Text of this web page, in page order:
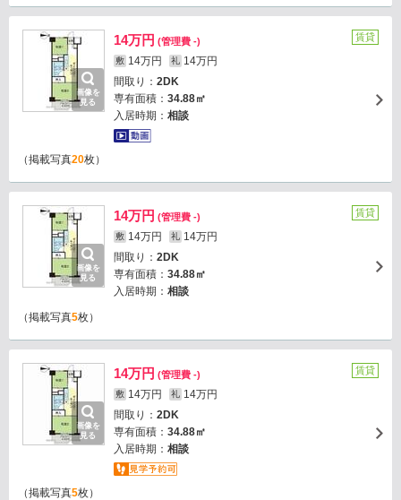
画像を
見る
14万円 (管理費 -)
敷 14万円 礼 14万円
間取り： 2DK
専有面積： 34.88㎡
入居時期： 相談
賃貸
（掲載写真20枚）
画像を
見る
14万円 (管理費 -)
敷 14万円 礼 14万円
間取り： 2DK
専有面積： 34.88㎡
入居時期： 相談
賃貸
（掲載写真5枚）
画像を
見る
14万円 (管理費 -)
敷 14万円 礼 14万円
間取り： 2DK
専有面積： 34.88㎡
入居時期： 相談
賃貸
（掲載写真5枚）